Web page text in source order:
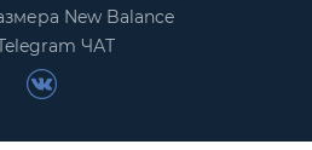
New Balance
ЧАТ